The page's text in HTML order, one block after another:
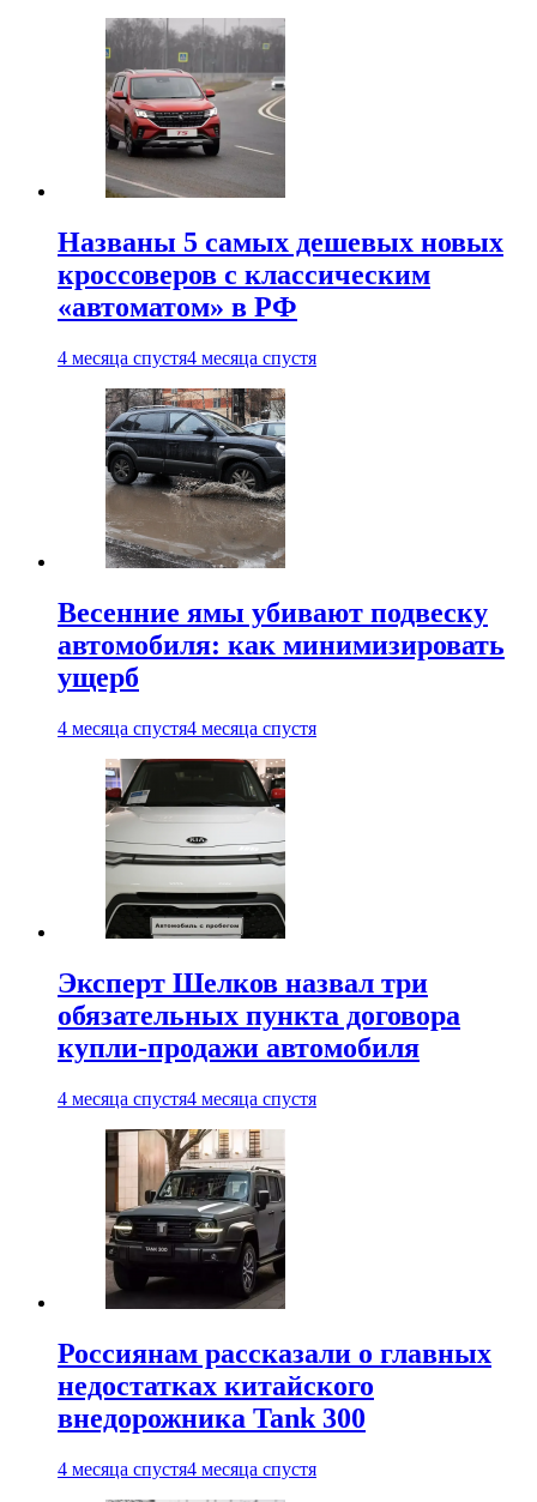
Названы 5 самых дешевых новых
кроссоверов с классическим
«автоматом» в РФ
4 месяца спустя4 месяца спустя
Весенние ямы убивают подвеску
автомобиля: как минимизировать
ущерб
4 месяца спустя4 месяца спустя
Эксперт Шелков назвал три
обязательных пункта договора
купли-продажи автомобиля
4 месяца спустя4 месяца спустя
Россиянам рассказали о главных
недостатках китайского
внедорожника Tank 300
4 месяца спустя4 месяца спустя